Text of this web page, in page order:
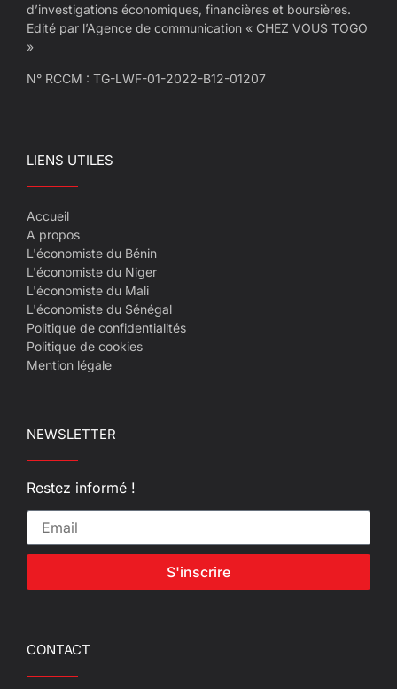
d’investigations économiques, financières et boursières.
Edité par l’Agence de communication « CHEZ VOUS TOGO
»
N° RCCM : TG-LWF-01-2022-B12-01207
LIENS UTILES
Accueil
A propos
L'économiste du Bénin
L'économiste du Niger
L'économiste du Mali
L'économiste du Sénégal
Politique de confidentialités
Politique de cookies
Mention légale
NEWSLETTER
Restez informé !
S'inscrire
CONTACT